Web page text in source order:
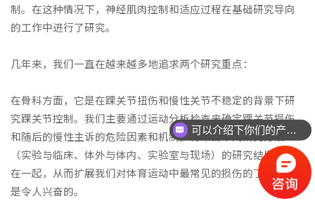
制。在这种情况下，神经肌肉控制和适应过程在基础研究导向
的工作中进行了研究。
几年来，我们一直在越来越多地追求两个研究重点：
在骨科方面，它是在踝关节扭伤和慢性关节不稳定的背景下研
究踝关节控制。我们主要通过运动分析检查来确定踝关节损伤
和随后的慢性主诉的危险因素和机制。将来自不同研究方法
（实验与临床、体外与体内、实验室与现场）的研究结果汇集
在一起，从而扩展我们对体育运动中最常见的损伤的了解，这
是令人兴奋的。
可以介绍下你们的产品么？